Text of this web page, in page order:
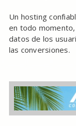
Un hosting
en todo
datos de los
las conversiones.